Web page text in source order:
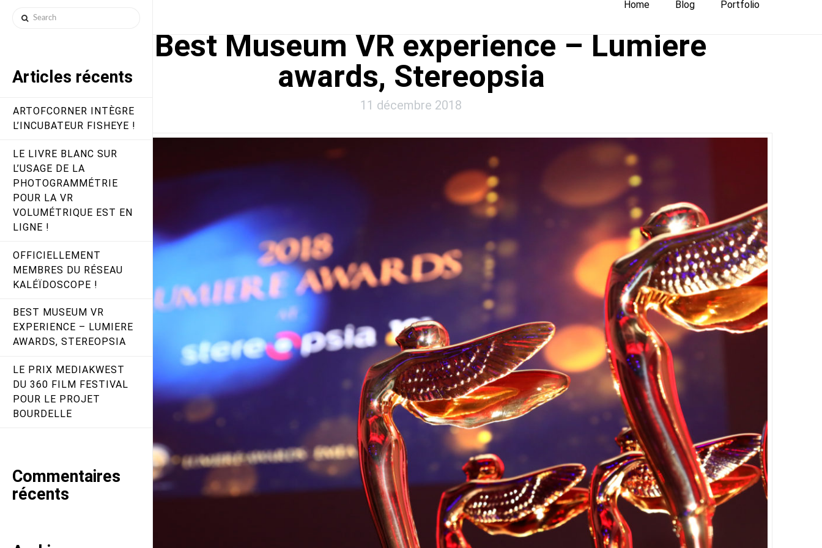
Art
Of
Corner
FR
Home Blog Portfolio
Best Museum VR experience – Lumiere
awards, Stereopsia
11 décembre 2018
Search
Articles récents
ARTOFCORNER INTÈGRE
L’INCUBATEUR FISHEYE !
LE LIVRE BLANC SUR
L’USAGE DE LA
PHOTOGRAMMÉTRIE
POUR LA VR
VOLUMÉTRIQUE EST EN
LIGNE !
OFFICIELLEMENT
MEMBRES DU RÉSEAU
KALÉÏDOSCOPE !
BEST MUSEUM VR
EXPERIENCE – LUMIERE
AWARDS, STEREOPSIA
LE PRIX MEDIAKWEST
DU 360 FILM FESTIVAL
POUR LE PROJET
BOURDELLE
Commentaires
récents